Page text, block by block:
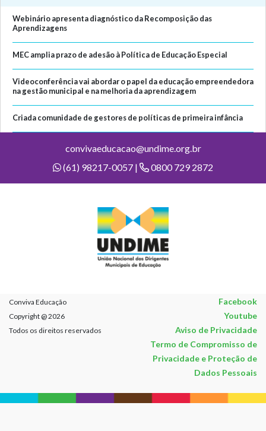
Webinário apresenta diagnóstico da Recomposição das
Aprendizagens
MEC amplia prazo de adesão à Política de Educação Especial
Videoconferência vai abordar o papel da educação empreendedora
na gestão municipal e na melhoria da aprendizagem
Criada comunidade de gestores de políticas de primeira infância
convivaeducacao@undime.org.br
(61) 98217-0057 |
0800 729 2872
Conviva Educação Facebook
Copyright @ 2026 Youtube
Todos os direitos reservados
Aviso de Privacidade
Termo de Compromisso de
Privacidade e Proteção de
Dados Pessoais